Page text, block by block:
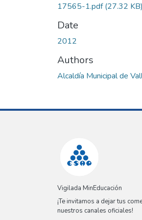
17565-1.pdf(27.32 KB)
Date
2012
Authors
Alcaldía Municipal de
Vigilada MinEducación
¡Te invitamos a dejar tus
nuestros canales oficiales!